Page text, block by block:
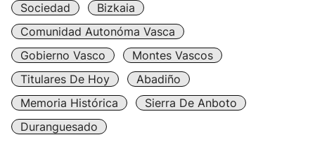
Sociedad
Bizkaia
Comunidad Autonóma Vasca
Gobierno Vasco
Montes Vascos
Titulares De Hoy
Abadiño
Memoria Histórica
Sierra De Anboto
Duranguesado